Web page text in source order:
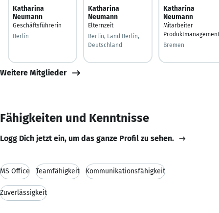
Katharina
Neumann
Geschäftsführerin
Berlin
Katharina
Neumann
Elternzeit
Berlin, Land Berlin,
Deutschland
Katharina
Neumann
Mitarbeiter
Produktmanagement
Bremen
Weitere Mitglieder
Fähigkeiten und Kenntnisse
Logg Dich jetzt ein, um das ganze Profil zu sehen.
MS Office Teamfähigkeit Kommunikationsfähigkeit
Zuverlässigkeit